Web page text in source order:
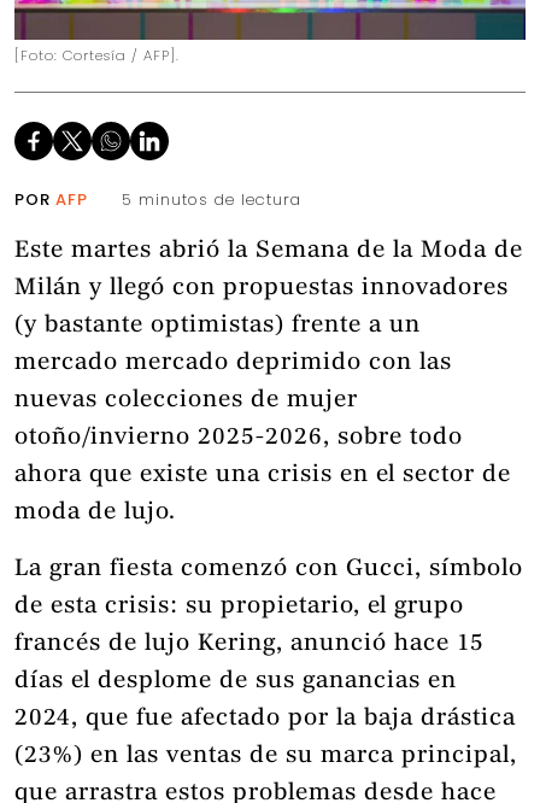
[Foto: Cortesía / AFP].
POR AFP 5 minutos de lectura
Este martes abrió la Semana de la Moda de
Milán y llegó con propuestas innovadores
(y bastante optimistas) frente a un
mercado mercado deprimido con las
nuevas colecciones de mujer
otoño/invierno 2025-2026, sobre todo
ahora que existe una crisis en el sector de
moda de lujo.
La gran fiesta comenzó con Gucci, símbolo
de esta crisis: su propietario, el grupo
francés de lujo Kering, anunció hace 15
días el desplome de sus ganancias en
2024, que fue afectado por la baja drástica
(23%) en las ventas de su marca principal,
que arrastra estos problemas desde hace